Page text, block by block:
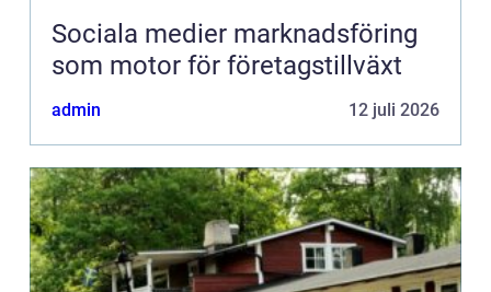
Sociala medier marknadsföring
som motor för företagstillväxt
admin 12 juli 2026